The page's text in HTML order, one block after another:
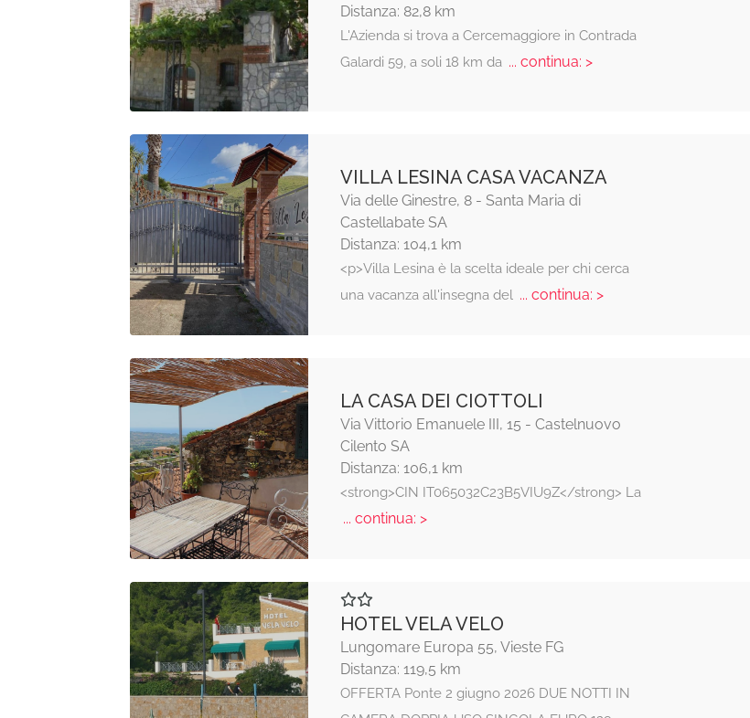
Distanza: 82,8 km
L'Azienda si trova a Cercemaggiore in Contrada
Galardi 59, a soli 18 km da... continua: >
VILLA LESINA CASA VACANZA
Via delle Ginestre, 8 - Santa Maria di
Castellabate SA
Distanza: 104,1 km
<p>Villa Lesina è la scelta ideale per chi cerca
una vacanza all'insegna del... continua: >
LA CASA DEI CIOTTOLI
Via Vittorio Emanuele III, 15 - Castelnuovo
Cilento SA
Distanza: 106,1 km
<strong>CIN IT065032C23B5VIU9Z</strong> La
... continua: >
HOTEL VELA VELO
Lungomare Europa 55, Vieste FG
Distanza: 119,5 km
OFFERTA Ponte 2 giugno 2026 DUE NOTTI IN